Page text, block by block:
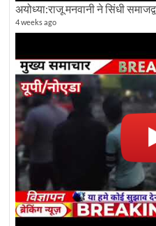
4 weeks ago